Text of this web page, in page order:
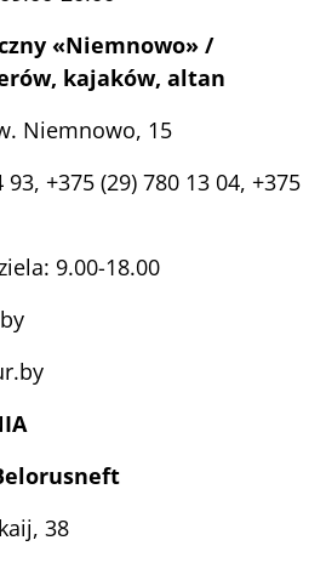
«Niemnowo» /
ów, kajaków, altan
Niemnowo, 15
+375 (29) 780 13 04, +375
9.00-18.00
38